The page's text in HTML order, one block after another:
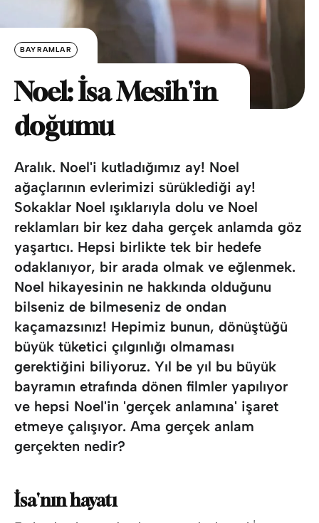
BAYRAMLAR
Noel: İsa Mesih'in
doğumu
Aralık. Noel'i kutladığımız ay! Noel
ağaçlarının evlerimizi sürüklediği ay!
Sokaklar Noel ışıklarıyla dolu ve Noel
reklamları bir kez daha gerçek anlamda göz
yaşartıcı. Hepsi birlikte tek bir hedefe
odaklanıyor, bir arada olmak ve eğlenmek.
Noel hikayesinin ne hakkında olduğunu
bilseniz de bilmeseniz de ondan
kaçamazsınız! Hepimiz bunun, dönüştüğü
büyük tüketici çılgınlığı olmaması
gerektiğini biliyoruz. Yıl be yıl bu büyük
bayramın etrafında dönen filmler yapılıyor
ve hepsi Noel'in 'gerçek anlamına' işaret
etmeye çalışıyor. Ama gerçek anlam
gerçekten nedir?
İsa'nın hayatı